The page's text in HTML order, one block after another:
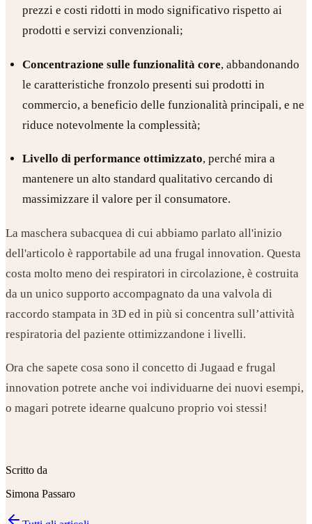
prezzi e costi ridotti in modo significativo rispetto ai
prodotti e servizi convenzionali;
Concentrazione sulle funzionalità core, abbandonando
le caratteristiche fronzolo presenti sui prodotti in
commercio, a beneficio delle funzionalità principali, e ne
riduce notevolmente la complessità;
Livello di performance ottimizzato, perché mira a
mantenere un alto standard qualitativo cercando di
massimizzare il valore per il consumatore.
La maschera subacquea di cui abbiamo parlato all'inizio
dell'articolo è rapportabile ad una frugal innovation. Questa
costa molto meno dei respiratori in circolazione, è costruita
da un unico supporto accompagnato da una valvola di
raccordo stampata in 3D ed in più si concentra sull’attività
respiratoria del paziente ottimizzandone i livelli.
Ora che sapete cosa sono il concetto di Jugaad e frugal
innovation potrete anche voi individuarne dei nuovi esempi,
o magari potrete idearne qualcuno proprio voi stessi!
Scritto da
Simona Passaro